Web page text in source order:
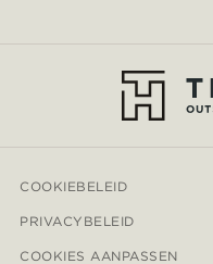
COOKIEBELEID
PRIVACYBELEID
COOKIES AANPASSEN